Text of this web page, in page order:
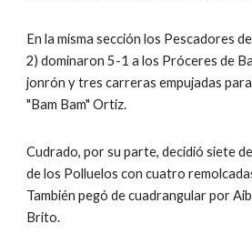
En la misma sección los Pescadores
2) dominaron 5-1 a los Próceres de
jonrón y tres carreras empujadas
"Bam Bam" Ortiz.
Cudrado, por su parte, decidió siete
de los Polluelos con cuatro
También pegó de cuadrangular por
Brito.